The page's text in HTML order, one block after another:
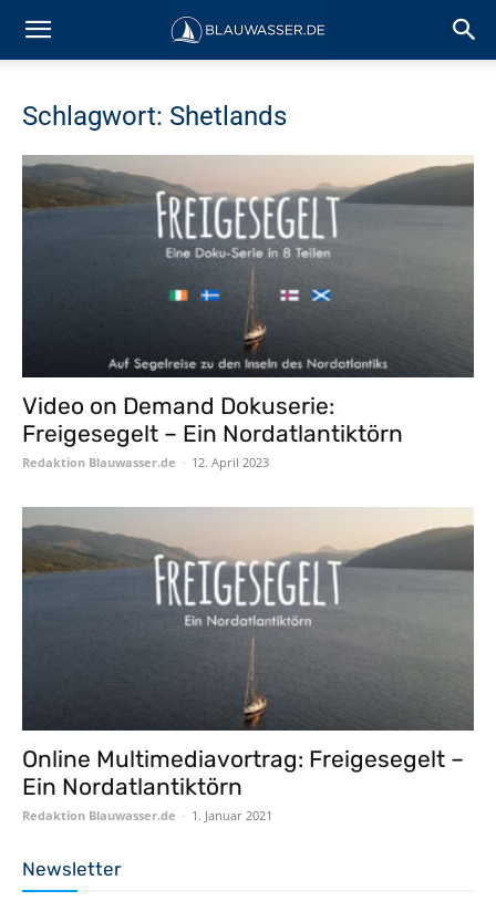
Schlagwort: Shetlands
Video on Demand Dokuserie:
Freigesegelt – Ein Nordatlantiktörn
Redaktion Blauwasser.de - 12. April 2023
Online Multimediavortrag: Freigesegelt –
Ein Nordatlantiktörn
Redaktion Blauwasser.de - 1. Januar 2021
Newsletter